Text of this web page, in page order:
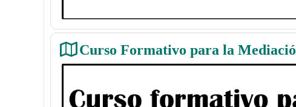
Curso Formativo para la